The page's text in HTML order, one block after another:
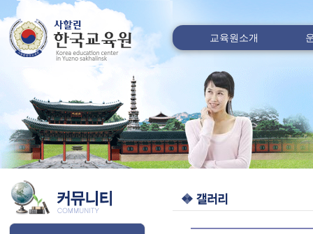
교육원소개